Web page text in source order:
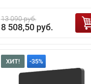
13 090 руб.
8 508,50 руб.
ХИТ! -35%